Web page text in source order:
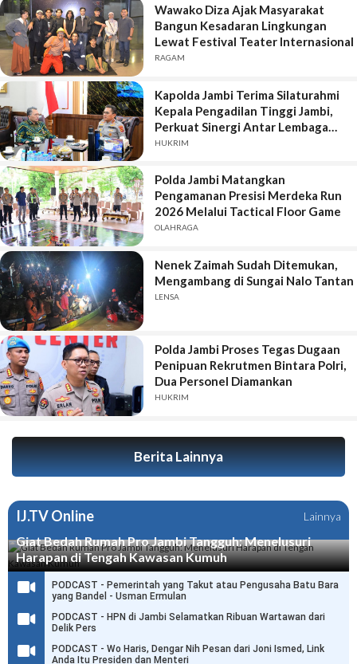
Wawako Diza Ajak Masyarakat
Bangun Kesadaran Lingkungan
Lewat Festival Teater Internasional
RAGAM
Kapolda Jambi Terima Silaturahmi
Kepala Pengadilan Tinggi Jambi,
Perkuat Sinergi Antar Lembaga
Penegak Hukum
HUKRIM
Polda Jambi Matangkan
Pengamanan Presisi Merdeka Run
2026 Melalui Tactical Floor Game
OLAHRAGA
Nenek Zaimah Sudah Ditemukan,
Mengambang di Sungai Nalo Tantan
LENSA
Polda Jambi Proses Tegas Dugaan
Penipuan Rekrutmen Bintara Polri,
Dua Personel Diamankan
HUKRIM
Berita Lainnya
IJ.TV Online Lainnya
Giat Bedah Rumah Pro Jambi Tangguh: Menelusuri
Harapan di Tengah Kawasan Kumuh
PODCAST - Pemerintah yang Takut atau Pengusaha Batu Bara
yang Bandel - Usman Ermulan
PODCAST - HPN di Jambi Selamatkan Ribuan Wartawan dari
Delik Pers
PODCAST - Wo Haris, Dengar Nih Pesan dari Joni Ismed, Link
Anda Itu Presiden dan Menteri